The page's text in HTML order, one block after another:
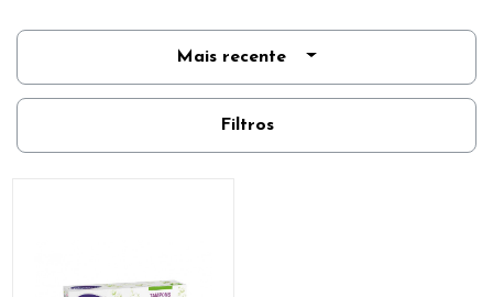
Mais recente
Filtros